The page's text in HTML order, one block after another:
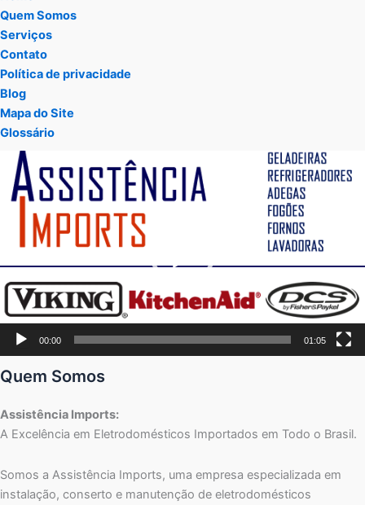
Quem Somos
Serviços
Contato
Política de privacidade
Blog
Mapa do Site
Glossário
Tocador
vídeo
00:00 01:05
Quem Somos
Assistência Imports:
A Excelência em Eletrodomésticos Importados em Todo o Brasil.
Somos a Assistência Imports, uma empresa especializada em
instalação, conserto e manutenção de eletrodomésticos